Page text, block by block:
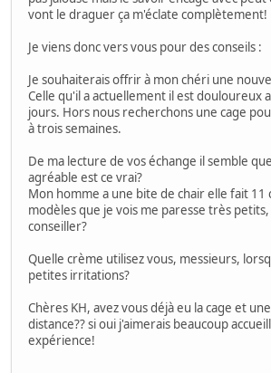
vont le draguer ça m'éclate complètement!
Je viens donc vers vous pour des conseils :
Je souhaiterais offrir à mon chéri une
Celle qu'il a actuellement il est douloureux
jours. Hors nous recherchons une cage
à trois semaines.
De ma lecture de vos échange il semble
agréable est ce vrai?
Mon homme a une bite de chair elle fait 11
modèles que je vois me paresse très
conseiller?
Quelle crème utilisez vous, messieurs,
petites irritations?
Chères KH, avez vous déjà eu la cage et
distance?? si oui j'aimerais beaucoup
expérience!